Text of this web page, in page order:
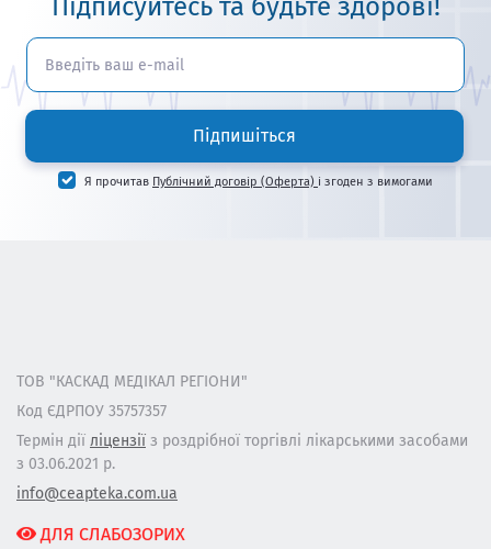
Підписуйтесь та будьте здорові!
Підпишіться
Я прочитав Публічний договір (Оферта) і згоден з вимогами
ТОВ "КАСКАД МЕДІКАЛ РЕГІОНИ"
Код ЄДРПОУ 35757357
Термін дії ліцензії з роздрібної торгівлі лікарськими засобами
з 03.06.2021 р.
info@ceapteka.com.ua
ДЛЯ СЛАБОЗОРИХ